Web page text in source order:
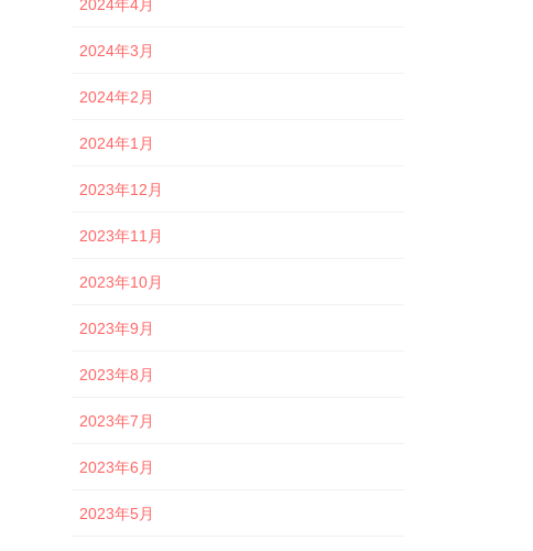
2024年4月
2024年3月
2024年2月
2024年1月
2023年12月
2023年11月
2023年10月
2023年9月
2023年8月
2023年7月
2023年6月
2023年5月